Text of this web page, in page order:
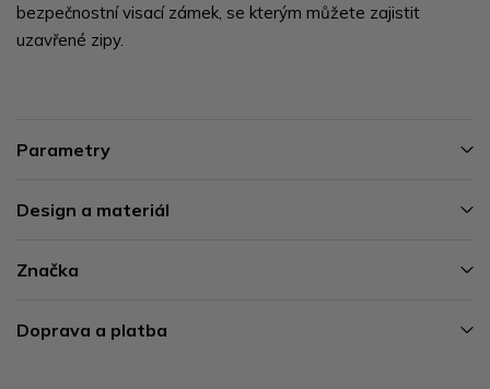
bezpečnostní visací zámek, se kterým můžete zajistit
uzavřené zipy.
Parametry
Design a materiál
Značka
Doprava a platba